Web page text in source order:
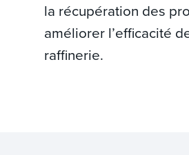
la récupération des
améliorer l’efficacité
raffinerie.